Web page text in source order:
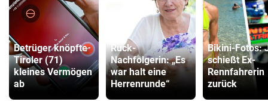
Betrüger knöpfte
Tiroler (71)
kleines Vermögen
ab
Ruck-
Nachfolgerin: „Es
war halt eine
Herrenrunde“
Bikini-Fotos:
schießt Ex-
Rennfahrerin
zurück